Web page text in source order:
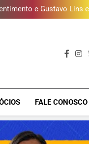
e oferece vinho
190 milhões de litros
e Gustavo Lins
e oferece vinho
190 milhões de litros de
FALE CONOSCO